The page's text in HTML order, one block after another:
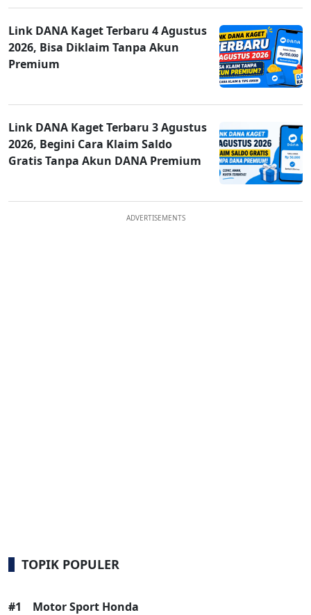
Link DANA Kaget Terbaru 4 Agustus
2026, Bisa Diklaim Tanpa Akun
Premium
Link DANA Kaget Terbaru 3 Agustus
2026, Begini Cara Klaim Saldo
Gratis Tanpa Akun DANA Premium
ADVERTISEMENTS
TOPIK POPULER
#1 Motor Sport Honda